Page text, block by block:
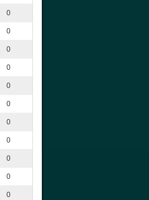
0
0
0
0
0
0
0
0
0
0
0